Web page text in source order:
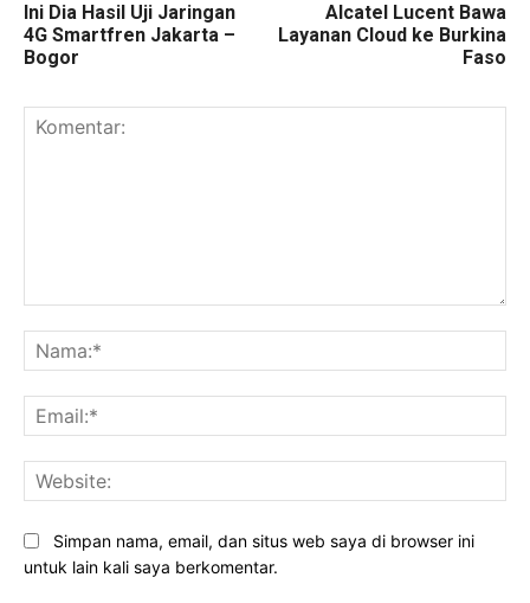
Ini Dia Hasil Uji Jaringan
4G Smartfren Jakarta –
Bogor
Alcatel Lucent Bawa
Layanan Cloud ke Burkina
Faso
Simpan nama, email, dan situs web saya di browser ini
untuk lain kali saya berkomentar.